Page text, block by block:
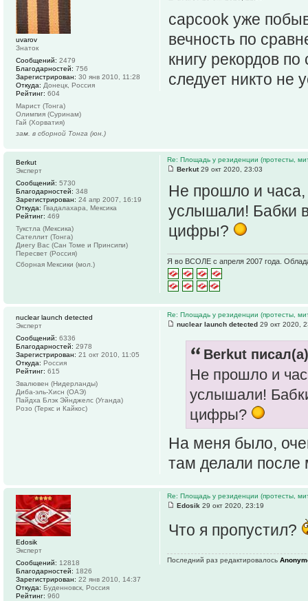
capcook уже
вечность по
книгу рекордов
следует никто не
uvarov
Знаток
Сообщений: 2479
Благодарностей: 756
Зарегистрирован: 30 янв 2010, 11:28
Откуда: Донецк, Россия
Рейтинг: 604
Марист (Тонга)
Олимпия (Суринам)
Гай (Хорватия)
зам. в сборной Тонга (юн.)
Re: Площадь у резиденции (протесты,
Berkut29 окт 2020, 23:03
Не прошло и
услышали! Бабки
цифры?
Я во ВСОЛЕ с апреля 2007 года.
Berkut
Эксперт
Сообщений: 5730
Благодарностей: 348
Зарегистрирован: 24 апр 2007, 16:19
Откуда: Гвадалахара, Мексика
Рейтинг: 469
Тукстла (Мексика)
Сателлит (Тонга)
Диегу Вас (Сан Томе и Принсипи)
Пересвет (Россия)
Сборная Мексики (мол.)
Re: Площадь у резиденции (протесты,
nuclear launch detected 29 окт 2020,
Berkut
Не прошло и
услышали!
цифры?
На меня было,
там делали после
nuclear launch detected
Эксперт
Сообщений: 6336
Благодарностей: 2978
Зарегистрирован: 21 окт 2010, 11:05
Откуда: Россия
Рейтинг: 615
Звалювен (Нидерланды)
Диба-эль-Хисн (ОАЭ)
Пайдха Блэк Эйнджелс (Уганда)
Розо (Теркс и Кайкос)
Re: Площадь у резиденции (протесты,
Edosik 29 окт 2020, 23:19
Что я пропустил?
Последний раз редактировалось
Edosik
Эксперт
Сообщений: 12818
Благодарностей: 1826
Зарегистрирован: 22 янв 2010, 14:37
Откуда: Буденновск, Россия
Рейтинг: 960